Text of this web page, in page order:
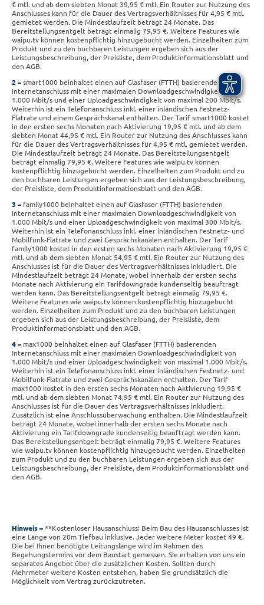
€ mtl. und ab dem siebten Monat 39,95 € mtl. Ein Router zur Nutzung des
Anschlusses kann für die Dauer des Vertragsverhältnisses für 4,95 € mtl.
gemietet werden. Die Mindestlaufzeit beträgt 24 Monate. Das
Bereitstellungsentgelt beträgt einmalig 79,95 €. Weitere Features wie
waipu.tv können kostenpflichtig hinzugebucht werden. Einzelheiten zum
Produkt und zu den buchbaren Leistungen ergeben sich aus der
Leistungsbeschreibung, der Preisliste, dem Produktinformationsblatt und
den AGB.
2
smart1000 beinhaltet einen auf Glasfaser (FTTH) basierenden
Internetanschluss mit einer maximalen Downloadgeschwindigkeit von
1.000 Mbit/s und einer Uploadgeschwindigkeit von maximal 200 Mbit/s.
Weiterhin ist ein Telefonanschluss inkl. einer inländischen Festnetz-
Flatrate und einem Gesprächskanal enthalten. Der Tarif smart1000 kostet
in den ersten sechs Monaten nach Aktivierung 19,95 € mtl. und ab dem
siebten Monat 44,95 € mtl. Ein Router zur Nutzung des Anschlusses kann
für die Dauer des Vertragsverhältnisses für 4,95 € mtl. gemietet werden.
Die Mindestlaufzeit beträgt 24 Monate. Das Bereitstellungsentgelt
beträgt einmalig 79,95 €. Weitere Features wie waipu.tv können
kostenpflichtig hinzugebucht werden. Einzelheiten zum Produkt und zu
den buchbaren Leistungen ergeben sich aus der Leistungsbeschreibung,
der Preisliste, dem Produktinformationsblatt und den AGB.
3
family1000 beinhaltet einen auf Glasfaser (FTTH) basierenden
Internetanschluss mit einer maximalen Downloadgeschwindigkeit von
1.000 Mbit/s und einer Uploadgeschwindigkeit von maximal 300 Mbit/s.
Weiterhin ist ein Telefonanschluss inkl. einer inländischen Festnetz- und
Mobilfunk-Flatrate und zwei Gesprächskanälen enthalten. Der Tarif
family1000 kostet in den ersten sechs Monaten nach Aktivierung 19,95 €
mtl. und ab dem siebten Monat 54,95 € mtl. Ein Router zur Nutzung des
Anschlusses ist für die Dauer des Vertragsverhältnisses inkludiert. Die
Mindestlaufzeit beträgt 24 Monate, wobei innerhalb der ersten sechs
Monate nach Aktivierung ein Tarifdowngrade kundenseitig beauftragt
werden kann. Das Bereitstellungsentgelt beträgt einmalig 79,95 €.
Weitere Features wie waipu.tv können kostenpflichtig hinzugebucht
werden. Einzelheiten zum Produkt und zu den buchbaren Leistungen
ergeben sich aus der Leistungsbeschreibung, der Preisliste, dem
Produktinformationsblatt und den AGB.
4
max1000 beinhaltet einen auf Glasfaser (FTTH) basierenden
Internetanschluss mit einer maximalen Downloadgeschwindigkeit von
1.000 Mbit/s und einer Uploadgeschwindigkeit von maximal 1.000 Mbit/s.
Weiterhin ist ein Telefonanschluss inkl. einer inländischen Festnetz- und
Mobilfunk-Flatrate und zwei Gesprächskanälen enthalten. Der Tarif
max1000 kostet in den ersten sechs Monaten nach Aktivierung 19,95 €
mtl. und ab dem siebten Monat 74,95 € mtl. Ein Router zur Nutzung des
Anschlusses ist für die Dauer des Vertragsverhältnisses inkludiert.
Zusätzlich ist eine Anschlussüberwachung enthalten. Die Mindestlaufzeit
beträgt 24 Monate, wobei innerhalb der ersten sechs Monate nach
Aktivierung ein Tarifdowngrade kundenseitig beauftragt werden kann.
Das Bereitstellungsentgelt beträgt einmalig 79,95 €. Weitere Features
wie waipu.tv können kostenpflichtig hinzugebucht werden. Einzelheiten
zum Produkt und zu den buchbaren Leistungen ergeben sich aus der
Leistungsbeschreibung, der Preisliste, dem Produktinformationsblatt und
den AGB.
Hinweis
**Kostenloser Hausanschluss: Beim Bau des Hausanschlusses ist
eine Länge von 20m Tiefbau inklusive. Jeder weitere Meter kostet 49 €.
Die bei Ihnen benötigte Leitungslänge wird im Rahmen des
Begehungstermins vor dem Baustart gemessen. Sie erhalten von uns ein
separates Angebot über die zusätzlichen Kosten. Sollten durch
Mehrmeter weitere Kosten entstehen, haben Sie grundsätzlich die
Möglichkeit vom Vertrag zurückzutreten.